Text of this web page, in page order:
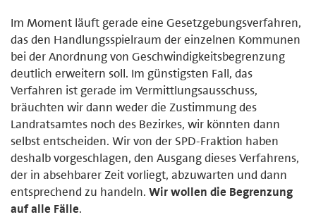
Im Moment läuft gerade eine Gesetzgebungsverfahren,
das den Handlungsspielraum der einzelnen Kommunen
bei der Anordnung von Geschwindigkeitsbegrenzung
deutlich erweitern soll. Im günstigsten Fall, das
Verfahren ist gerade im Vermittlungsausschuss,
bräuchten wir dann weder die Zustimmung des
Landratsamtes noch des Bezirkes, wir könnten dann
selbst entscheiden. Wir von der SPD-Fraktion haben
deshalb vorgeschlagen, den Ausgang dieses Verfahrens,
der in absehbarer Zeit vorliegt, abzuwarten und dann
entsprechend zu handeln. Wir wollen die Begrenzung
auf alle Fälle.